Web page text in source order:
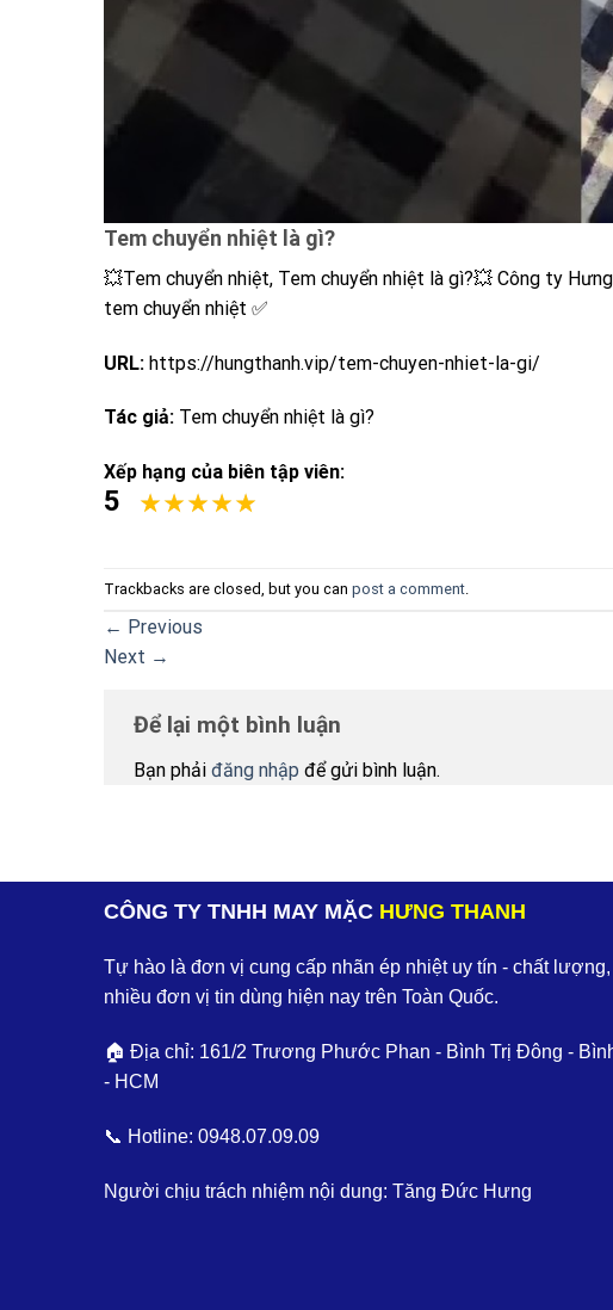
Tem chuyển nhiệt là gì?
💥Tem chuyển nhiệt, Tem chuyển nhiệt là gì?💥 Công ty
tem chuyển nhiệt ✅
URL: https://hungthanh.vip/tem-chuyen-nhiet-la-gi/
Tác giả: Tem chuyển nhiệt là gì?
Xếp hạng của biên tập viên:
5
Trackbacks are closed, but you can post a comment
← Previous
Next →
Để lại một bình luận
Bạn phải đăng nhập để gửi bình luận.
CÔNG TY TNHH MAY MẶC HƯNG THANH
Tự hào là đơn vị cung cấp nhãn ép nhiệt uy tín - chất
nhiều đơn vị tin dùng hiện nay trên Toàn Quốc.
🏠 Địa chỉ: 161/2 Trương Phước Phan - Bình Trị Đông -
- HCM
📞 Hotline: 0948.07.09.09
Người chịu trách nhiệm nội dung: Tăng Đức Hưng